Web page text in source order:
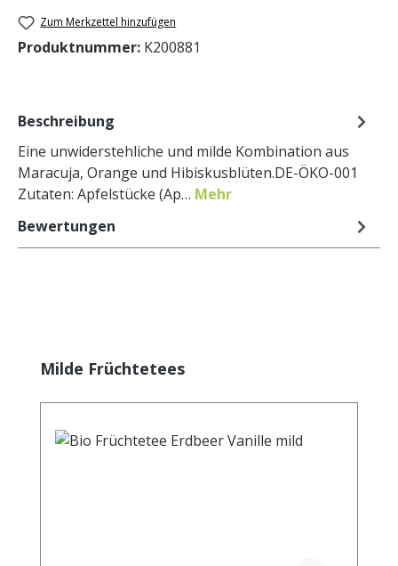
Zum Merkzettel hinzufügen
Produktnummer: K200881
Beschreibung
Eine unwiderstehliche und milde Kombination aus
Maracuja, Orange und Hibiskusblüten.DE-ÖKO-001
Zutaten: Apfelstücke (Ap… Mehr
Bewertungen
Produktgalerie überspringen
Milde Früchtetees